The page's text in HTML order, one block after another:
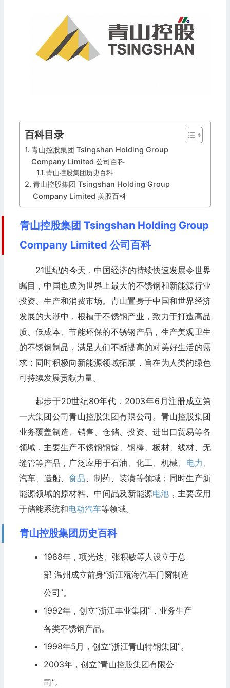
百科目录
青山控股集团 Tsingshan Holding Group
Company Limited 公司百科
青山控股集团历史百科
青山控股集团 Tsingshan Holding Group
Company Limited 美股百科
青山控股集团 Tsingshan Holding Group
Company Limited 公司百科
21世纪的今天，中国经济的持续快速发展令世界
瞩目，中国也成为世界上最大的不锈钢和新能源行业
投资、生产和消费市场。青山置身于中国和世界经济
发展的大潮中，根植于不锈钢产业，致力于打造高品
质、低成本、节能环保的不锈钢产品，生产美观卫生
的不锈钢制品，满足人们不断提高的对美好生活的需
求；同时积极向新能源领域拓展，旨在为人类的绿色
可持续发展贡献力量。
起步于20世纪80年代，2003年6月注册成立第
一大集团公司青山控股集团有限公司。青山控股集团
业务覆盖制造、销售、仓储、投资、进出口贸易等各
领域，主要生产不锈钢钢锭、钢棒、板材、线材、无
缝管等产品，广泛应用于石油、化工、机械、 电力
汽车、造船、食品 、制药、装潢等领域；同时生产新
能源领域的原材料、中间品及新能源电池 ，主要应用
于储能系统和电动汽车等领域。
青山控股集团历史百科
1988年，项光达、张积敏等人设立于总
部 温州成立前身“浙江瓯海汽车门窗制造
公司”。
1992年，创立“浙江丰业集团”，业务生产
各类不锈钢产品。
1998年5月，创立“浙江青山特钢集团”。
2003年，创立“青山控股集团有限公
司”。